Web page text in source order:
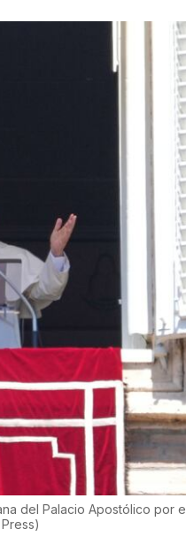
del Palacio Apostólico por
)